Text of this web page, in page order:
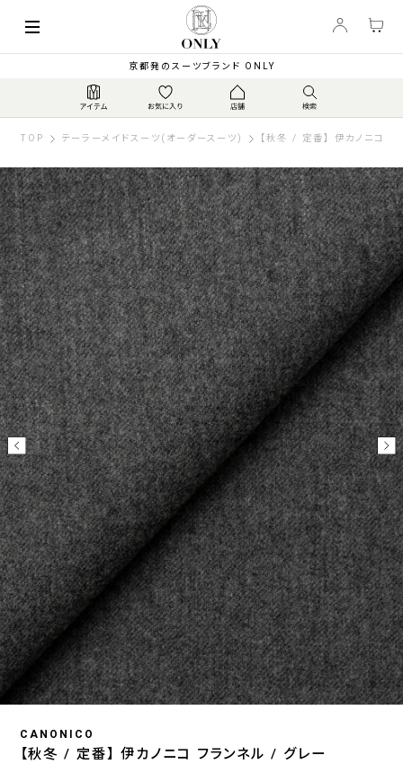
京都発のスーツブランド ONLY
TOP テーラーメイドスーツ(オーダースーツ) 【秋冬 / 定番】 伊カノニコ
CANONICO
【秋冬 / 定番】 伊カノニコ フランネル / グレー